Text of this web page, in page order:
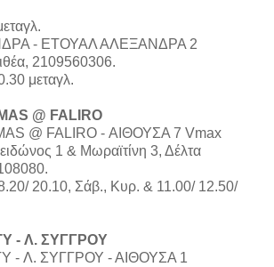
- ΕΤΟΥΑΛ ΑΛΕΞΑΝΔΡΑ 2
2109560306.
μεταγλ.
@ FALIRO
@ FALIRO - ΑΙΘΟΥΣΑ 7 Vmax
1 & Μωραϊτίνη 3, Δέλτα
20.10, Σάβ., Κυρ. & 11.00/ 12.50/
- Λ. ΣΥΓΓΡΟΥ
- Λ. ΣΥΓΓΡΟΥ - ΑΙΘΟΥΣΑ 1